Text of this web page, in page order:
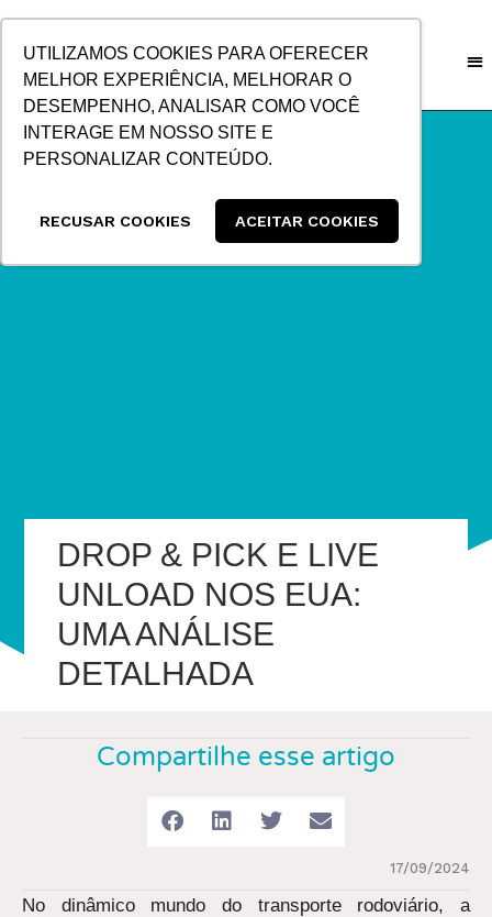
UTILIZAMOS COOKIES PARA OFERECER
MELHOR EXPERIÊNCIA, MELHORAR O
DESEMPENHO, ANALISAR COMO VOCÊ
INTERAGE EM NOSSO SITE E
PERSONALIZAR CONTEÚDO.
RECUSAR COOKIES ACEITAR COOKIES
CONTEÚDO
DROP & PICK E LIVE
UNLOAD NOS EUA:
UMA ANÁLISE
DETALHADA
Compartilhe esse artigo
17/09/2024
No dinâmico mundo do transporte rodoviário, a